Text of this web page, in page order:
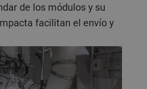
de los módulos y su
facilitan el envío y